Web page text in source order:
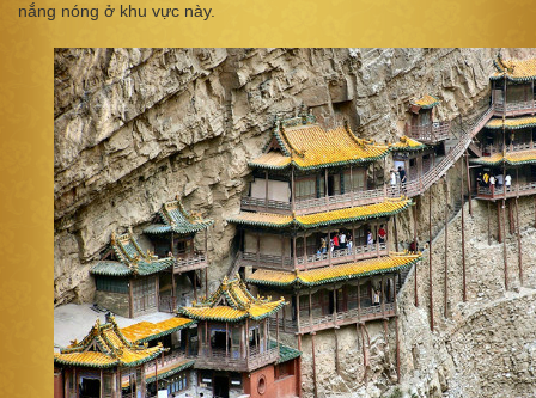
nắng nóng ở khu vực này.